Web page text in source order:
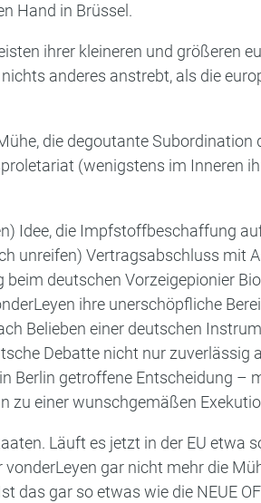
Hand in Brüssel.
ihrer kleineren und größeren
anderes anstrebt, als die
die degoutante Subordination
(wenigstens im Inneren
Idee, die Impfstoffbeschaffung
unreifen) Vertragsabschluss mit
beim deutschen Vorzeigepionier
ihre unerschöpfliche
Belieben einer deutschen
Debatte nicht nur zuverlässig
Berlin getroffene Entscheidung –
zu einer wunschgemäßen
Läuft es jetzt in der EU etwa
vonderLeyen gar nicht mehr die
das gar so etwas wie die NEUE